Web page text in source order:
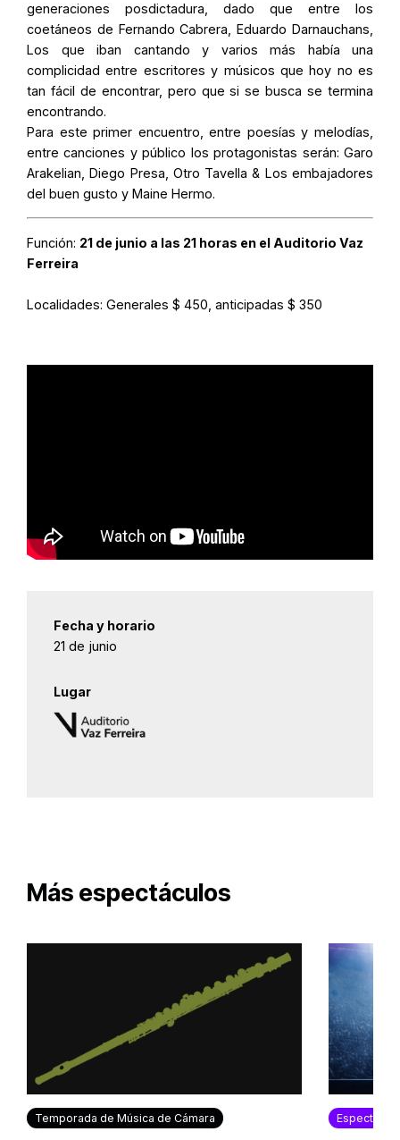
generaciones posdictadura, dado que entre los
coetáneos de Fernando Cabrera, Eduardo Darnauchans,
Los que iban cantando y varios más había una
complicidad entre escritores y músicos que hoy no es
tan fácil de encontrar, pero que si se busca se termina
encontrando.
Para este primer encuentro, entre poesías y melodías,
entre canciones y público los protagonistas serán: Garo
Arakelian, Diego Presa, Otro Tavella & Los embajadores
del buen gusto y Maine Hermo.
Función: 21 de junio a las 21 horas en el Auditorio Vaz
Ferreira
Localidades: Generales $ 450, anticipadas $ 350
Fecha y horario
21 de junio
Lugar
Más espectáculos
Temporada de Música de Cámara